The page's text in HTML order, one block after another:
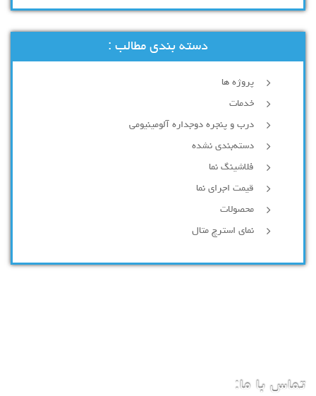
دسته بندی مطالب :
پروژه ها
خدمات
درب و پنجره دوجداره آلومینیومی
دسته‌بندی نشده
فلاشینگ نما
قیمت اجرای نما
محصولات
نمای استرچ متال
تماس با ما: